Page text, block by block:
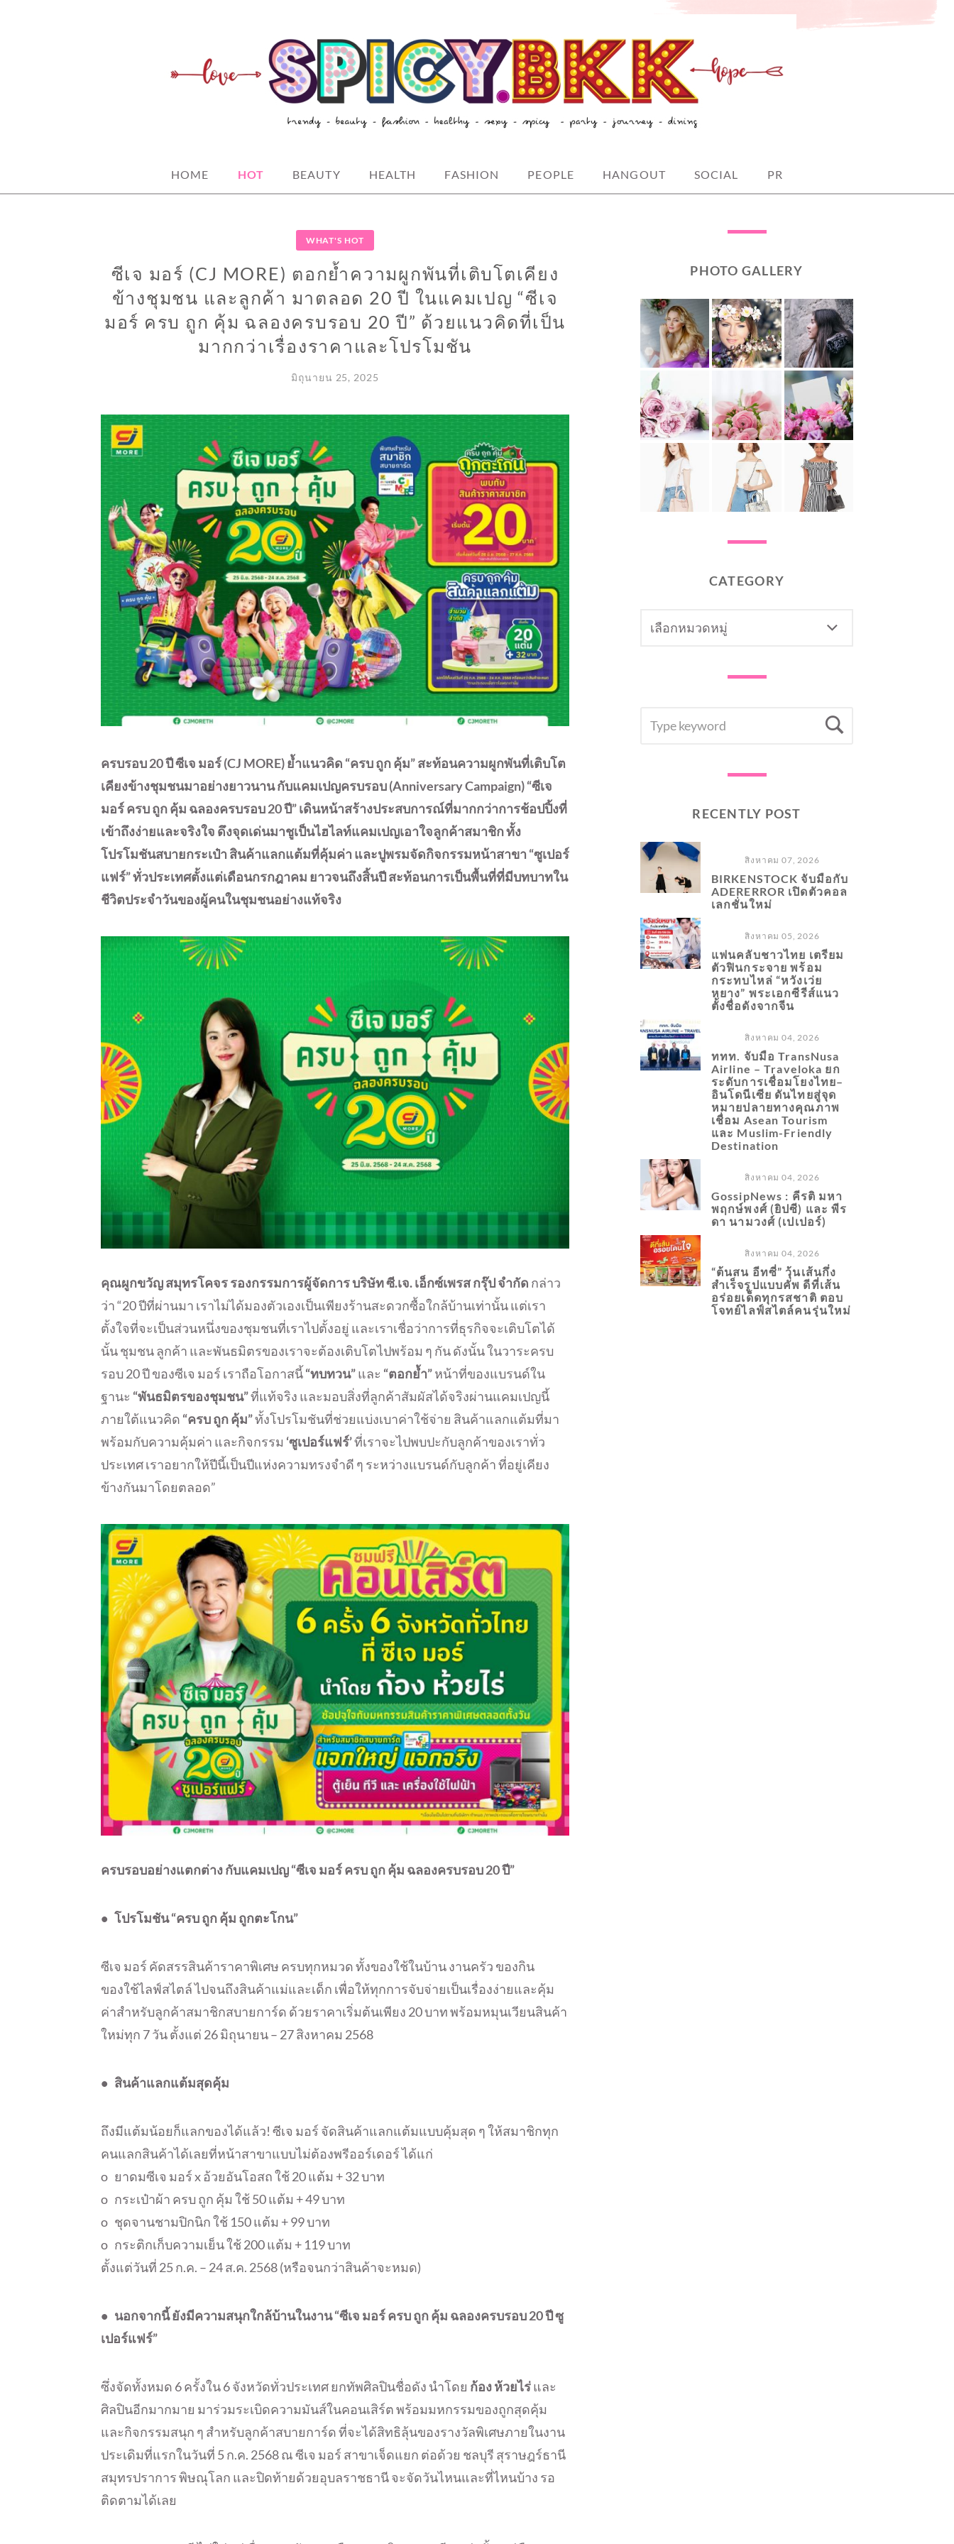
HOME HOT BEAUTY HEALTH FASHION PEOPLE HANGOUT SOCIAL PR
WHAT'S HOT
ซีเจ มอร์ (CJ MORE) ตอกย้ำความผูกพันที่เติบโตเคียง
ข้างชุมชน และลูกค้า มาตลอด 20 ปี ในแคมเปญ “ซีเจ
มอร์ ครบ ถูก คุ้ม ฉลองครบรอบ 20 ปี” ด้วยแนวคิดที่เป็น
มากกว่าเรื่องราคาและโปรโมชัน
มิถุนายน 25, 2025
ครบรอบ 20 ปี ซีเจ มอร์ (CJ MORE) ย้ำแนวคิด “ครบ ถูก คุ้ม” สะท้อนความผูกพันที่เติบโต
เคียงข้างชุมชนมาอย่างยาวนาน กับแคมเปญครบรอบ (Anniversary Campaign) “ซีเจ
มอร์ ครบ ถูก คุ้ม ฉลองครบรอบ 20 ปี” เดินหน้าสร้างประสบการณ์ที่มากกว่าการช้อปปิ้งที่
เข้าถึงง่ายและจริงใจ ดึงจุดเด่นมาชูเป็นไฮไลท์แคมเปญเอาใจลูกค้าสมาชิก ทั้ง
โปรโมชันสบายกระเป๋า สินค้าแลกแต้มที่คุ้มค่า และปูพรมจัดกิจกรรมหน้าสาขา “ซูเปอร์
แฟร์” ทั่วประเทศตั้งแต่เดือนกรกฎาคม ยาวจนถึงสิ้นปี สะท้อนการเป็นพื้นที่ที่มีบทบาทใน
ชีวิตประจำวันของผู้คนในชุมชนอย่างแท้จริง
คุณผูกขวัญ สมุทรโคจร รองกรรมการผู้จัดการ บริษัท ซี.เจ. เอ็กซ์เพรส กรุ๊ป จำกัด กล่าว
ว่า “20 ปีที่ผ่านมา เราไม่ได้มองตัวเองเป็นเพียงร้านสะดวกซื้อใกล้บ้านเท่านั้น แต่เรา
ตั้งใจที่จะเป็นส่วนหนึ่งของชุมชนที่เราไปตั้งอยู่ และเราเชื่อว่าการที่ธุรกิจจะเติบโตได้
นั้น ชุมชน ลูกค้า และพันธมิตรของเราจะต้องเติบโตไปพร้อม ๆ กัน ดังนั้น ในวาระครบ
รอบ 20 ปี ของซีเจ มอร์ เราถือโอกาสนี้“ทบทวน”และ “ตอกย้ำ”หน้าที่ของแบรนด์ใน
ฐานะ “พันธมิตรของชุมชน”ที่แท้จริง และมอบสิ่งที่ลูกค้าสัมผัสได้จริงผ่านแคมเปญนี้
ภายใต้แนวคิด “ครบ ถูก คุ้ม”ทั้งโปรโมชันที่ช่วยแบ่งเบาค่าใช้จ่าย สินค้าแลกแต้มที่มา
พร้อมกับความคุ้มค่า และกิจกรรม ‘ซูเปอร์แฟร์’ที่เราจะไปพบปะกับลูกค้าของเราทั่ว
ประเทศ เราอยากให้ปีนี้เป็นปีแห่งความทรงจำดี ๆ ระหว่างแบรนด์กับลูกค้า ที่อยู่เคียง
ข้างกันมาโดยตลอด”
ครบรอบอย่างแตกต่าง กับแคมเปญ “ซีเจ มอร์ ครบ ถูก คุ้ม ฉลองครบรอบ 20 ปี”
• โปรโมชัน “ครบ ถูก คุ้ม ถูกตะโกน”
ซีเจ มอร์ คัดสรรสินค้าราคาพิเศษ ครบทุกหมวด ทั้งของใช้ในบ้าน งานครัว ของกิน
ของใช้ไลฟ์สไตล์ ไปจนถึงสินค้าแม่และเด็ก เพื่อให้ทุกการจับจ่ายเป็นเรื่องง่ายและคุ้ม
ค่าสำหรับลูกค้าสมาชิกสบายการ์ด ด้วยราคาเริ่มต้นเพียง 20 บาท พร้อมหมุนเวียนสินค้า
ใหม่ทุก 7 วัน ตั้งแต่ 26 มิถุนายน – 27 สิงหาคม 2568
• สินค้าแลกแต้มสุดคุ้ม
ถึงมีแต้มน้อยก็แลกของได้แล้ว! ซีเจ มอร์ จัดสินค้าแลกแต้มแบบคุ้มสุด ๆ ให้สมาชิกทุก
คนแลกสินค้าได้เลยที่หน้าสาขาแบบไม่ต้องพรีออร์เดอร์ ได้แก่
o ยาดมซีเจ มอร์ x อ้วยอันโอสถ ใช้ 20 แต้ม + 32 บาท
o กระเป๋าผ้า ครบ ถูก คุ้ม ใช้ 50 แต้ม + 49 บาท
o ชุดจานชามปิกนิก ใช้ 150 แต้ม + 99 บาท
o กระติกเก็บความเย็น ใช้ 200 แต้ม + 119 บาท
ตั้งแต่วันที่ 25 ก.ค. – 24 ส.ค. 2568 (หรือจนกว่าสินค้าจะหมด)
• นอกจากนี้ ยังมีความสนุกใกล้บ้านในงาน “ซีเจ มอร์ ครบ ถูก คุ้ม ฉลองครบรอบ 20 ปี ซู
เปอร์แฟร์”
ซึ่งจัดทั้งหมด 6 ครั้งใน 6 จังหวัดทั่วประเทศ ยกทัพศิลปินชื่อดัง นำโดย ก้อง ห้วยไร่และ
ศิลปินอีกมากมาย มาร่วมระเบิดความมันส์ในคอนเสิร์ต พร้อมมหกรรมของถูกสุดคุ้ม
และกิจกรรมสนุก ๆ สำหรับลูกค้าสบายการ์ด ที่จะได้สิทธิลุ้นของรางวัลพิเศษภายในงาน
ประเดิมที่แรกในวันที่ 5 ก.ค. 2568 ณ ซีเจ มอร์ สาขาเจ็ดแยก ต่อด้วย ชลบุรี สุราษฎร์ธานี
สมุทรปราการ พิษณุโลก และปิดท้ายด้วยอุบลราชธานี จะจัดวันไหนและที่ไหนบ้าง รอ
ติดตามได้เลย
PHOTO GALLERY
CATEGORY
FOR:
RECENTLY POST
สิงหาคม 07, 2026
BIRKENSTOCK จับมือกับ
ADERERROR เปิดตัวคอล
เลกชั่นใหม่
สิงหาคม 05, 2026
แฟนคลับชาวไทย เตรียม
ตัวฟินกระจาย พร้อม
กระทบไหล่ “หวังเว่ย
หยาง” พระเอกซีรีส์แนว
ตั้งชื่อดังจากจีน
สิงหาคม 04, 2026
ททท. จับมือ TransNusa
Airline – Traveloka ยก
ระดับการเชื่อมโยงไทย–
อินโดนีเซีย ดันไทยสู่จุด
หมายปลายทางคุณภาพ
เชื่อม Asean Tourism
และ Muslim-Friendly
Destination
สิงหาคม 04, 2026
GossipNews : คีรติ มหา
พฤกษ์พงศ์ (ยิปซี) และ พีร
ดา นามวงศ์ (เปเปอร์)
สิงหาคม 04, 2026
“ต้นสน อีทซี่” วุ้นเส้นกึ่ง
สำเร็จรูปแบบคัพ ดีที่เส้น
อร่อยเด็ดทุกรสชาติ ตอบ
โจทย์ไลฟ์สไตล์คนรุ่นใหม่